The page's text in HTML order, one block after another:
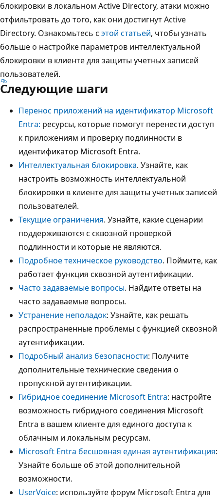
блокировки в локальном Active Directory, атаки можно
отфильтровать до того, как они достигнут Active
Directory. Ознакомьтесь с этой статьей, чтобы узнать
больше о настройке параметров интеллектуальной
блокировки в клиенте для защиты учетных записей
пользователей.
Следующие шаги
Перенос приложений на идентификатор Microsoft
Entra: ресурсы, которые помогут перенести доступ
к приложениям и проверку подлинности в
идентификатор Microsoft Entra.
Интеллектуальная блокировка. Узнайте, как
настроить возможность интеллектуальной
блокировки в клиенте для защиты учетных записей
пользователей.
Текущие ограничения. Узнайте, какие сценарии
поддерживаются с сквозной проверкой
подлинности и которые не являются.
Подробное техническое руководство. Поймите, как
работает функция сквозной аутентификации.
Часто задаваемые вопросы. Найдите ответы на
часто задаваемые вопросы.
Устранение неполадок: Узнайте, как решать
распространенные проблемы с функцией сквозной
аутентификации.
Подробный анализ безопасности: Получите
дополнительные технические сведения о
пропускной аутентификации.
Гибридное соединение Microsoft Entra: настройте
возможность гибридного соединения Microsoft
Entra в вашем клиенте для единого доступа к
облачным и локальным ресурсам.
Microsoft Entra бесшовная единая аутентификация:
Узнайте больше об этой дополнительной
возможности.
UserVoice: используйте форум Microsoft Entra для